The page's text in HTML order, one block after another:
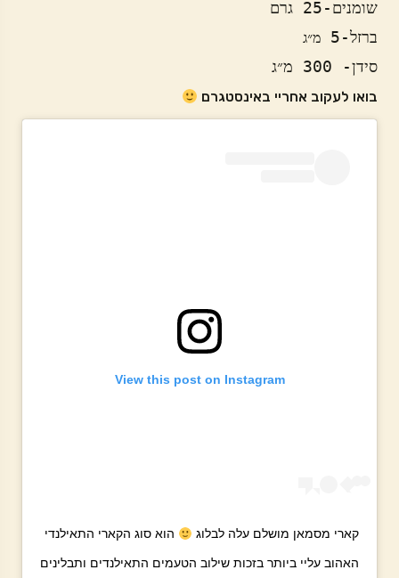
ברזל-5
מ״ג
סידן- 300 מ״ג
בואו לעקוב אחריי באינסטגרם
View this post on Instagram
קארי מסמאן מושלם עלה לבלוג הוא סוג הקארי התאילנדי
האהוב עליי ביותר בזכות שילוב הטעמים התאילנדים ותבלינים